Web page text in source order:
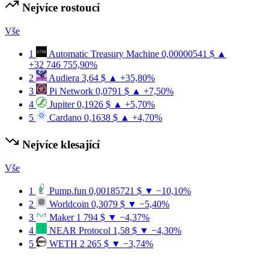
Nejvíce rostoucí
Vše
1 Automatic Treasury Machine 0,00000541 $ ▲
+32 746 755,90%
2
Audiera 3,64 $ ▲ +35,80%
3
Pi Network 0,0791 $ ▲ +7,50%
4
Jupiter 0,1926 $ ▲ +5,70%
5
Cardano 0,1638 $ ▲ +4,70%
Nejvíce klesající
Vše
1 Pump.fun 0,00185721 $ ▼ −10,10%
2
Worldcoin 0,3079 $ ▼ −5,40%
3
Maker 1 794 $ ▼ −4,37%
4
NEAR Protocol 1,58 $ ▼ −4,30%
5
WETH 2 265 $ ▼ −3,74%